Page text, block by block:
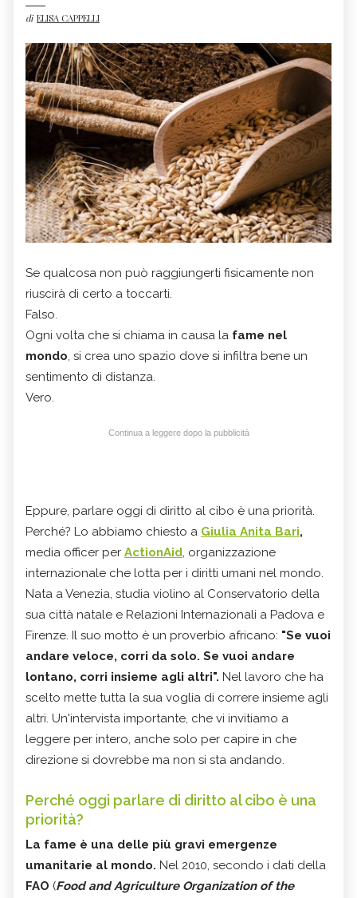
di ELISA CAPPELLI
Se qualcosa non può raggiungerti fisicamente non
riuscirà di certo a toccarti.
Falso.
Ogni volta che si chiama in causa la fame nel
mondo, si crea uno spazio dove si infiltra bene un
sentimento di distanza.
Vero.
Continua a leggere dopo la pubblicità
Eppure, parlare oggi di diritto al cibo è una priorità.
Perché? Lo abbiamo chiesto a Giulia Anita Bari,
media officer per ActionAid, organizzazione
internazionale che lotta per i diritti umani nel mondo.
Nata a Venezia, studia violino al Conservatorio della
sua città natale e Relazioni Internazionali a Padova e
Firenze. Il suo motto è un proverbio africano: "Se vuoi
andare veloce, corri da solo. Se vuoi andare
lontano, corri insieme agli altri". Nel lavoro che ha
scelto mette tutta la sua voglia di correre insieme agli
altri. Un'intervista importante, che vi invitiamo a
leggere per intero, anche solo per capire in che
direzione si dovrebbe ma non si sta andando.
Perché oggi parlare di diritto al cibo è una
priorità?
La fame è una delle più gravi emergenze
umanitarie al mondo. Nel 2010, secondo i dati della
FAO (Food and Agriculture Organization of the